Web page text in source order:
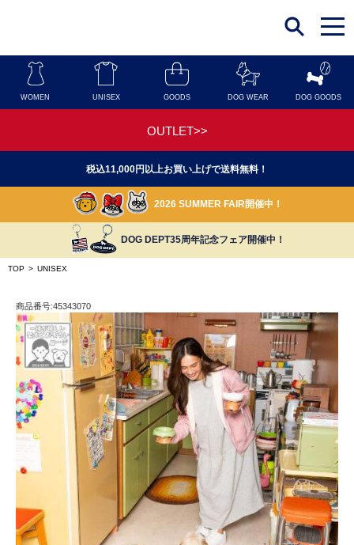
t
o
g
n
a
o
WOMEN UNISEX GOODS DOG WEAR DOG GOODS
OUTLET>>
税込11,000円以上お買い上げで送料無料！
2026 SUMMER FAIR開催中！
DOG DEPT35周年記念フェア開催中！
TOP > UNISEX
商品番号:45343070